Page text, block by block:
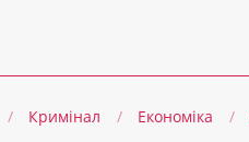
Кримінал Економіка